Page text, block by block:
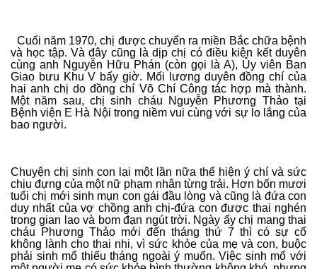
Cuối năm 1970, chị được chuyển ra miền Bắc chữa bệnh
và học tập. Và đây cũng là dịp chị có điều kiện kết duyên
cùng anh Nguyễn Hữu Phán (còn gọi là A), Ủy viên Ban
Giao bưu Khu V bấy giờ. Mối lương duyên đồng chí của
hai anh chị do đồng chí Võ Chí Công tác hợp mà thành.
Một năm sau, chị sinh cháu Nguyễn Phương Thảo tại
Bệnh viện E Hà Nội trong niềm vui cùng với sự lo lắng của
bao người.
Chuyện chị sinh con lại một lần nữa thể hiện ý chí và sức
chịu đựng của một nữ phạm nhân từng trải. Hơn bốn mươi
tuổi chị mới sinh mụn con gái đầu lòng và cũng là đứa con
duy nhất của vợ chồng anh chị-đứa con được thai nghén
trong gian lao và bom đạn ngút trời. Ngày ấy chị mang thai
cháu Phương Thảo mới đến tháng thứ 7 thì có sự cố
không lành cho thai nhi, vì sức khỏe của mẹ và con, buộc
phải sinh mổ thiếu tháng ngoài ý muốn. Việc sinh mổ với